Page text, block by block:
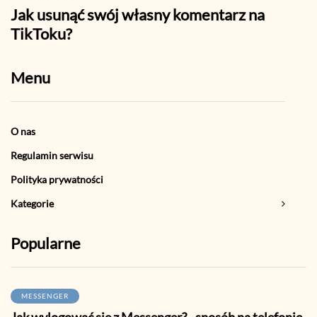
Jak usunąć swój własny komentarz na
TikToku?
Menu
O nas
Regulamin serwisu
Polityka prywatności
Kategorie
Popularne
MESSENGER